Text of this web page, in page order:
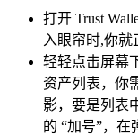
打开 Trust
入眼帘时,你就
轻轻点击屏幕
资产列表，你
影，要是列表
的 “加号”，在